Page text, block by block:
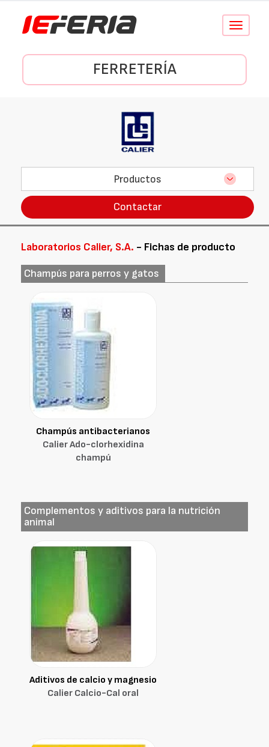
Conmutar
FERRETERÍA
Productos
Contactar
Laboratorios Calier, S.A. - Fichas de producto
Champús para perros y gatos
Champús antibacterianos
Calier Ado-clorhexidina
champú
Complementos y aditivos para la nutrición
animal
Aditivos de calcio y magnesio
Calier Calcio-Cal oral